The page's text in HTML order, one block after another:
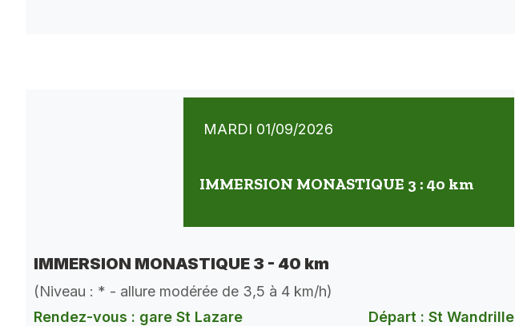
MARDI 01/09/2026
IMMERSION MONASTIQUE 3 : 40 km
IMMERSION MONASTIQUE 3 - 40 km
(Niveau : * - allure modérée de 3,5 à 4 km/h)
Rendez-vous : gare St Lazare
Départ : St Wandrille